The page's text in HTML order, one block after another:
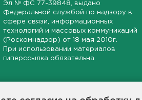
Эл № ФС 77-39848 , выдано
Федеральной службой по надзору в
сфере связи, информационных
технологий и массовых коммуникаций
(Роскомнадзор) от 18 мая 2010г.
При использовании материалов
гиперссылка обязательна.
активности в регионе.